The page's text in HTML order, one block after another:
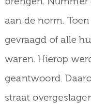
aan de norm.
gevraagd of alle
waren. Hierop
geantwoord.
straat